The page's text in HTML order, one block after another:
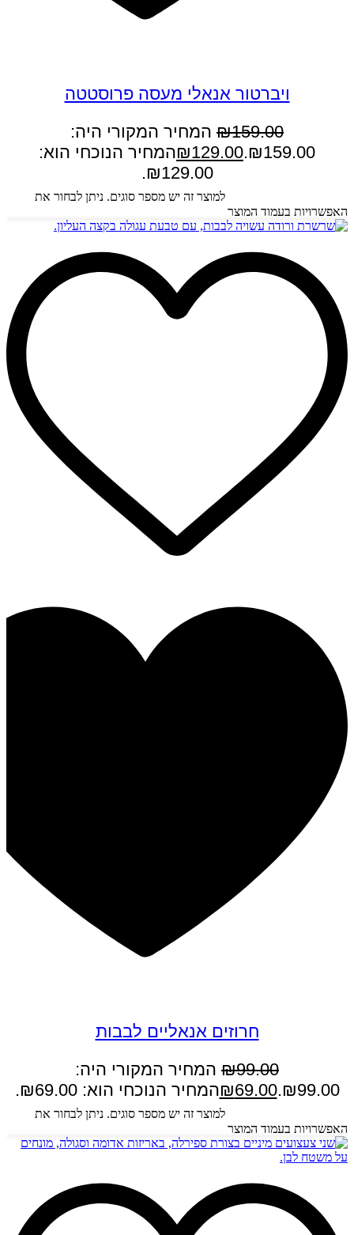
ויברטור אנאלי מעסה פרוסטטה
₪159.00
המחיר המקורי היה:
₪159.00.
₪129.00
המחיר הנוכחי הוא:
₪129.00.
למוצר זה יש מספר סוגים. ניתן לבחור את
האפשרויות בעמוד המוצר
חרוזים אנאליים לבבות
₪99.00
המחיר המקורי היה:
₪99.00.
₪69.00 המחיר הנוכחי הוא: ₪69.00.
למוצר זה יש מספר סוגים. ניתן לבחור את
האפשרויות בעמוד המוצר